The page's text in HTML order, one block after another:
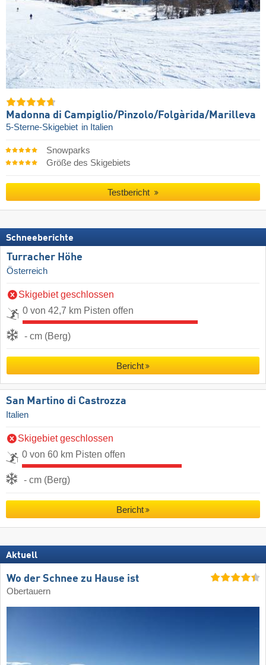
Madonna di Campiglio/​Pinzolo/​Folgàrida/​Marilleva
5-Sterne-Skigebiet in Italien
Snowparks
Größe des Skigebiets
Testbericht
Schneeberichte
Turracher Höhe
Österreich
Skigebiet geschlossen
0 von 42,7 km Pisten offen
- cm (Berg)
Bericht
San Martino di Castrozza
Italien
Skigebiet geschlossen
0 von 60 km Pisten offen
- cm (Berg)
Bericht
Aktuell
Wo der Schnee zu Hause ist
Obertauern